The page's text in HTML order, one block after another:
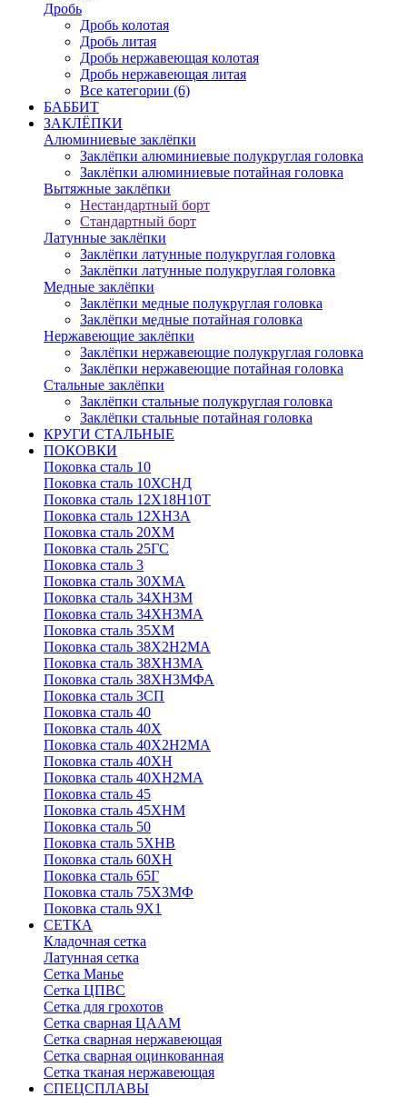
Дробь
Дробь колотая
Дробь литая
Дробь нержавеющая колотая
Дробь нержавеющая литая
Все категории (6)
БАББИТ
ЗАКЛЁПКИ
Алюминиевые заклёпки
Заклёпки алюминиевые полукруглая головка
Заклёпки алюминиевые потайная головка
Вытяжные заклёпки
Нестандартный борт
Стандартный борт
Латунные заклёпки
Заклёпки латунные полукруглая головка
Заклёпки латунные полукруглая головка
Медные заклёпки
Заклёпки медные полукруглая головка
Заклёпки медные потайная головка
Нержавеющие заклёпки
Заклёпки нержавеющие полукруглая головка
Заклёпки нержавеющие потайная головка
Стальные заклёпки
Заклёпки стальные полукруглая головка
Заклёпки стальные потайная головка
КРУГИ СТАЛЬНЫЕ
ПОКОВКИ
Поковка сталь 10
Поковка сталь 10ХСНД
Поковка сталь 12Х18Н10Т
Поковка сталь 12ХН3А
Поковка сталь 20ХМ
Поковка сталь 25ГС
Поковка сталь 3
Поковка сталь 30ХМА
Поковка сталь 34ХН3М
Поковка сталь 34ХН3МА
Поковка сталь 35ХМ
Поковка сталь 38Х2Н2МА
Поковка сталь 38ХН3МА
Поковка сталь 38ХН3МФА
Поковка сталь 3СП
Поковка сталь 40
Поковка сталь 40Х
Поковка сталь 40Х2Н2МА
Поковка сталь 40ХН
Поковка сталь 40ХН2МА
Поковка сталь 45
Поковка сталь 45ХНМ
Поковка сталь 50
Поковка сталь 5ХНВ
Поковка сталь 60ХН
Поковка сталь 65Г
Поковка сталь 75Х3МФ
Поковка сталь 9Х1
СЕТКА
Кладочная сетка
Латунная сетка
Сетка Манье
Сетка ЦПВС
Сетка для грохотов
Сетка сварная ЦААМ
Сетка сварная нержавеющая
Сетка сварная оцинкованная
Сетка тканая нержавеющая
СПЕЦСПЛАВЫ